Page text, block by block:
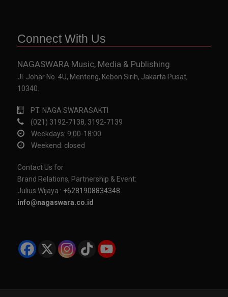
Connect With Us
NAGASWARA Music, Media & Publishing
Jl. Johar No. 4U, Menteng, Kebon Sirih, Jakarta Pusat,
10340.
PT. NAGA SWARASAKTI
(021) 3192-7138, 3192-7139
Weekdays: 9:00-18:00
Weekend: closed
Contact Us for
Brand Relations, Partnership & Event:
Julius Wijaya : +6281908834348
info@nagaswara.co.id